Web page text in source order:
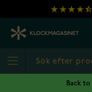
Hoppa till innehållet
Back